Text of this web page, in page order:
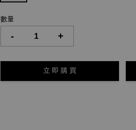
數量
- +
立 即 購 買